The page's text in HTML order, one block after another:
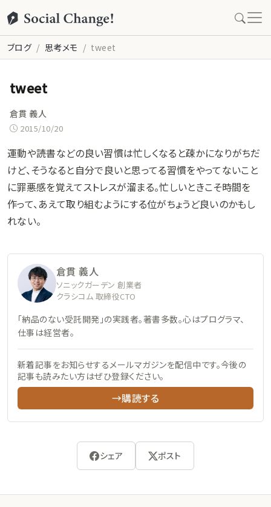
ブログ 思考メモ tweet
tweet
倉貫 義人
2015/10/20
運動や読書などの良い習慣は忙しくなると疎かになりがちだ
けど、そうなると自分で良いと思ってる習慣をやってないこと
に罪悪感を覚えてストレスが溜まる。忙しいときこそ時間を
作って、あえて取り組むようにする位がちょうど良いのかもし
れない。
倉貫 義人
ソニックガーデン 創業者
クラシコム 取締役CTO
「納品のない受託開発」の実践者。著書多数。心はプログラマ、
仕事は経営者。
新着記事をお知らせするメールマガジンを配信中です。今後の
記事も読みたい方はぜひ登録ください。
→購読する
シェア ポスト